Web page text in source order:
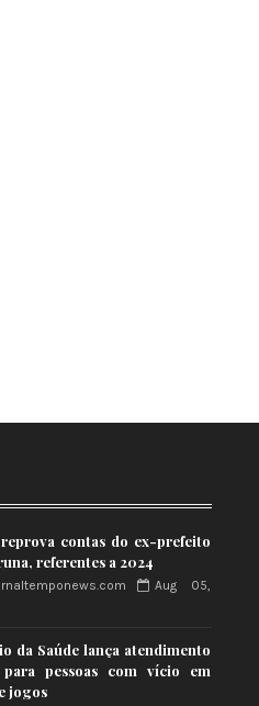
reprova contas do ex-prefeito
referentes a 2024
Aug 05,
da Saúde lança atendimento
pessoas com vício em
jogos